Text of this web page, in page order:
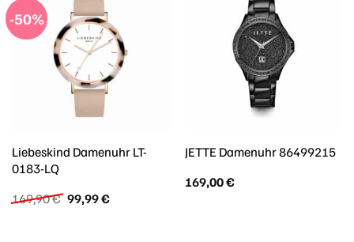
-50%
Liebeskind Damenuhr LT-
0183-LQ
169,90€ Ursprünglicher
Preis
99,99€Aktueller
JETTE Damenuhr 86499215
169,00€